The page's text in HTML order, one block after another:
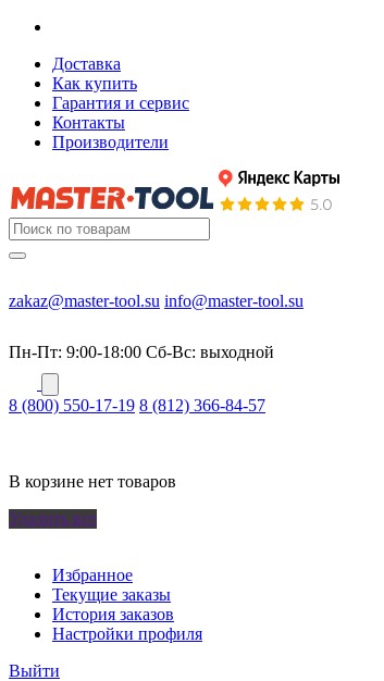
Доставка
Как купить
Гарантия и сервис
Контакты
Производители
zakaz@master-tool.su info@master-tool.su
Пн-Пт: 9:00-18:00 Cб-Вс: выходной
8 (800) 550-17-19 8 (812) 366-84-57
В корзине нет товаров
Удалить все
Избранное
Текущие заказы
История заказов
Настройки профиля
Выйти